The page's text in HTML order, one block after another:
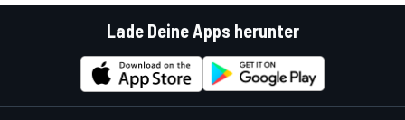
Lade Deine Apps herunter